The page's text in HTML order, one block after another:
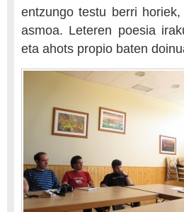
entzungo testu berri
asmoa. Leteren poesia
eta ahots propio baten